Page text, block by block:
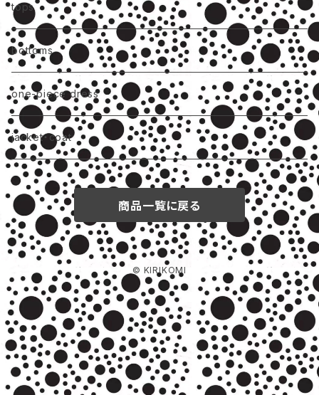
tops
bottoms
one-piece dress
jacket・coat
商品一覧に戻る
© KIRIKOMI